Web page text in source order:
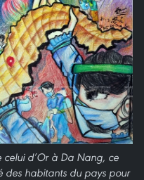
d’Or à Da Nang, ce
des habitants du pays pour